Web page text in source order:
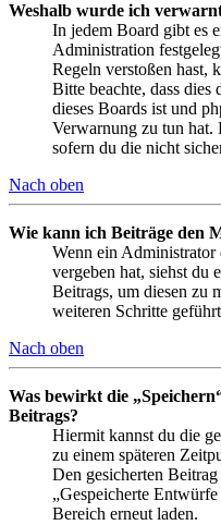
Weshalb wurde ich
In jedem Board gibt es
Administration
Regeln verstoßen hast,
Bitte beachte, dass
dieses Boards ist und
Verwarnung zu tun hat.
sofern du die nicht
Nach oben
Wie kann ich Beiträge den
Wenn ein Administrator
vergeben hat, siehst du
Beitrags, um diesen zu
weiteren Schritte
Nach oben
Was bewirkt die
Beitrags?
Hiermit kannst du die
zu einem späteren
Den gesicherten
„Gespeicherte
Bereich erneut laden.